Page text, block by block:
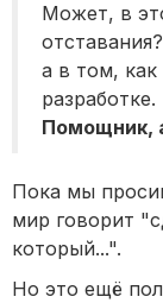
Может, в
а в том,
разработке.
Помощник,
Пока мы
мир говорит
который...".
Но это ещё